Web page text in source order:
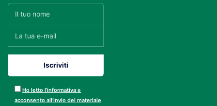
Ho letto l’informativa e
acconsento all’invio del materiale